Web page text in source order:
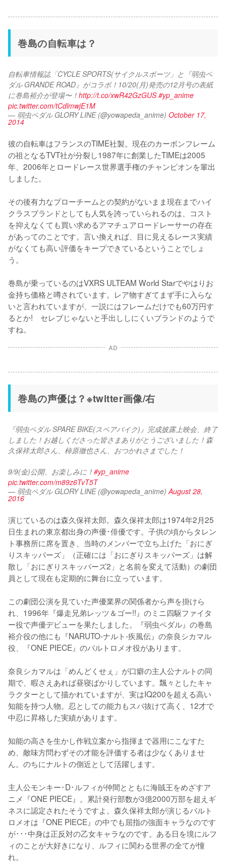
巻島の自転車は？
自転車情報誌「CYCLE SPORTS(サイクルスポーツ」と『弱虫ペ
ダル GRANDE ROAD』がコラボ！10/20(月)発売の12月号の表紙
に巻島裕介が登場〜！ http://t.co/xwR42GzGUS #yp_anime
pic.twitter.com/tCdlmwjE1M
— 弱虫ペダル GLORY LINE (@yowapeda_anime) October 17,
2014
彼の自転車はフランスのTIME社製。現在のカーボンフレーム
の祖となるTVT社が分裂し1987年に創業したTIMEは2005
年、2006年とロードレース世界選手権のチャンピオンを輩出
しました。
その後有力なプローチームとの契約がないまま現在までハイ
クラスブランドとしても人気を誇っていられるのは、コスト
を抑えなくても買い求めるアマチュアロードレーサーの存在
があってのことです。言い換えれば、目に見えるレース実績
がなくても高い評価をキープできているということでしょ
う。
巻島が乗っているのはVXRS ULTEAM World Starでやはりお
金持ち価格と噂されています。レア物すぎてまず手に入らな
いと言われていますが、一説にはフレームだけでも60万円す
るとか!　セレブじゃないと手出ししにくいブランドのようで
すね。
AD
巻島の声優は？※twitter画像/右
『弱虫ペダル SPARE BIKE(スペアバイク)』完成披露上映会、終了
しました！お越しくださった皆さまありがとうございました！森
久保祥太郎さん、柿原徹也さん、おつかれさまでした！
9/9(金)公開、お楽しみに！ #yp_anime
pic.twitter.com/m89z6TvT5T
— 弱虫ペダル GLORY LINE (@yowapeda_anime)August 28,
2016
演じているのは森久保祥太郎。森久保祥太郎は1974年2月25
日生まれの東京都出身の声優･俳優です。子供の頃からタレン
ト事務所に席を置き、当時のメンバーで立ち上げた「おにぎ
りスキッパーズ」（正確には「おにぎりスキッパーズ」は解
散し「おにぎりスキッパーズ2」と名前を変えて活動）の劇団
員として現在も定期的に舞台に立っています。
この劇団公演を見ていた声優業界の関係者から声を掛けら
れ、1996年『爆走兄弟レッツ＆ゴー!!』のミニ四駆ファイタ
ー役で声優デビューを果たしました。『弱虫ペダル』の巻島
裕介役の他にも『NARUTO-ナルト-疾風伝』の奈良シカマル
役、『ONE PIECE』のバルトロメオ役があります。
奈良シカマルは「めんどくせぇ」が口癖の主人公ナルトの同
期で、暇さえあれば昼寝ばかりしています。飄々としたキャ
ラクターとして描かれていますが、実はIQ200を超える高い
知能を持つ人物。忍としての能力もスバ抜けて高く、12才で
中忍に昇格した実績があります。
知能の高さを生かし作戦立案から指揮まで器用にこなすた
め、敵味方問わずその才能を評価する者は少なくありませ
ん。のちにナルトの側近として活躍します。
主人公モンキー･D･ルフィが仲間とともに海賊王をめざすア
ニメ『ONE PIECE』。累計発行部数が3億2000万部を超えギ
ネスに認定されたそうですよ。森久保祥太郎が演じるバルト
ロメオは『ONE PIECE』の中でも屈指の強面キャラなのです
が･･･中身は正反対の乙女キャラなのです。ある日を境にルフ
ィのことが大好きになり、ルフィに関わる世界の全てが憧
れ。